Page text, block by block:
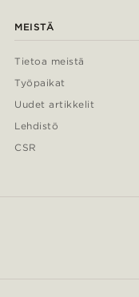
MEISTÄ
Tietoa meistä
Työpaikat
Uudet artikkelit
Lehdistö
CSR